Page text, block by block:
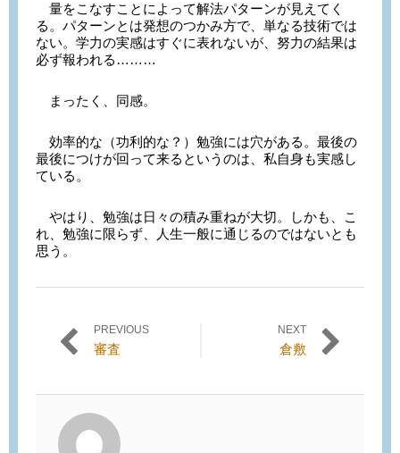
量をこなすことによって解法パターンが見えてく
る。パターンとは発想のつかみ方で、単なる技術では
ない。学力の実感はすぐに表れないが、努力の結果は
必ず報われる………
まったく、同感。
効率的な（功利的な？）勉強には穴がある。最後の
最後につけが回って来るというのは、私自身も実感し
ている。
やはり、勉強は日々の積み重ねが大切。しかも、こ
れ、勉強に限らず、人生一般に通じるのではないとも
思う。
投稿ナビゲーション
PREVIOUS
Previous
審査
NEXT
倉敷